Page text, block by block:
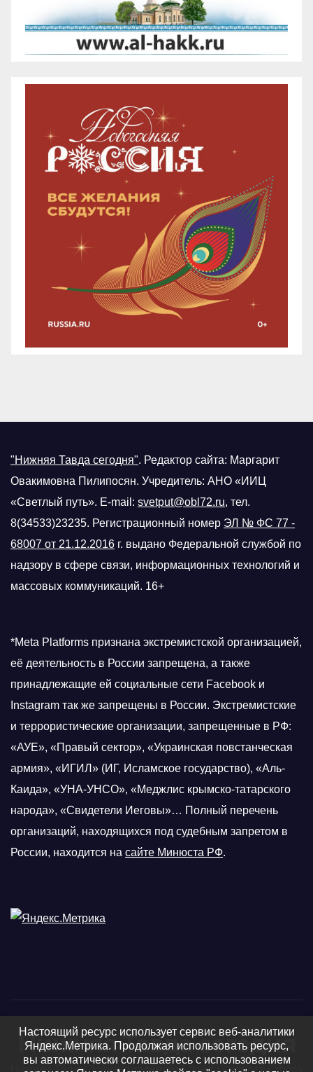
"Нижняя Тавда сегодня". Редактор сайта: Маргарит
Овакимовна Пилипосян. Учредитель: АНО «ИИЦ
«Светлый путь». E-mail: svetput@obl72.ru, тел.
8(34533)23235. Регистрационный номер ЭЛ № ФС 77 -
68007 от 21.12.2016 г. выдано Федеральной службой по
надзору в сфере связи, информационных технологий и
массовых коммуникаций. 16+
*Meta Platforms признана экстремистской организацией,
её деятельность в России запрещена, а также
принадлежащие ей социальные сети Facebook и
Instagram так же запрещены в России. Экстремистские
и террористические организации, запрещенные в РФ:
«АУЕ», «Правый сектор», «Украинская повстанческая
армия», «ИГИЛ» (ИГ, Исламское государство), «Аль-
Каида», «УНА-УНСО», «Меджлис крымско-татарского
народа», «Свидетели Иеговы»… Полный перечень
организаций, находящихся под судебным запретом в
России, находится на сайте Минюста РФ.
Нижняя Тавда сегодня
Нижняя Тавда, Нижнетавдинский район - новости, фото
Настоящий ресурс использует сервис веб-аналитики
Яндекс.Метрика. Продолжая использовать ресурс,
вы автоматически соглашаетесь с использованием